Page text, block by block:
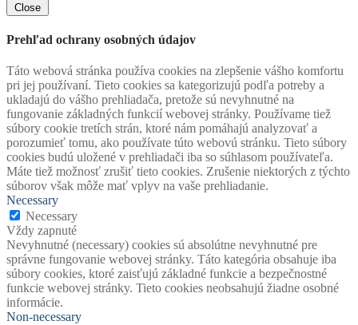
Close
Prehľad ochrany osobných údajov
Táto webová stránka používa cookies na zlepšenie vášho komfortu
pri jej používaní. Tieto cookies sa kategorizujú podľa potreby a
ukladajú do vášho prehliadača, pretože sú nevyhnutné na
fungovanie základných funkcií webovej stránky. Používame tiež
súbory cookie tretích strán, ktoré nám pomáhajú analyzovať a
porozumieť tomu, ako používate túto webovú stránku. Tieto súbory
cookies budú uložené v prehliadači iba so súhlasom používateľa.
Máte tiež možnosť zrušiť tieto cookies. Zrušenie niektorých z týchto
súborov však môže mať vplyv na vaše prehliadanie.
Necessary
Necessary
Vždy zapnuté
Nevyhnutné (necessary) cookies sú absolútne nevyhnutné pre
správne fungovanie webovej stránky. Táto kategória obsahuje iba
súbory cookies, ktoré zaisťujú základné funkcie a bezpečnostné
funkcie webovej stránky. Tieto cookies neobsahujú žiadne osobné
informácie.
Non-necessary